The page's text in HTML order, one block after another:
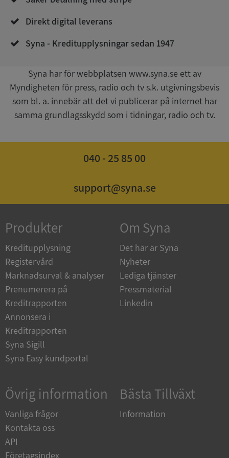
Direkt digital leverans
Syna - Kreditupplysningar sedan 1947
Syna har för webbplatsen www.syna.se ett av
Myndigheten för press, radio och tv s.k. utgivningsbevis
som bl. a. innebär att det vi publicerar på internet har
samma grundlagsskydd som i tidningar, radio och tv.
040 - 25 85 00
support@syna.se
Produkter
Kreditupplysning
Registervård
Marknadsurval & analyser
Prenumerera på
Kreditrapporten
Annonsera i
Kreditrapporten
Syna Sigill
Syna Easy kundportal
Om Syna
Det här är Syna
Nyheter
Lediga tjänster
Pressmaterial
Linkedin
Övrig information
Vanliga frågor
Kontakta oss
API
Företagsindex
Bästa Tillväxt
Information
VISITOR_PRIVACY_METADATA
YouTube
.youtube.com
5 månader
4 veckor
Corporation
de.syna.se
ARRAffinity
Corporation
__RequestVerificationToken
Microsoft
Corporation
Google
Privacy Policy